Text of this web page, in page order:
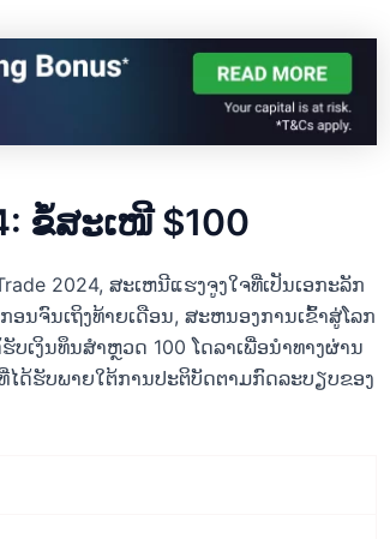
ຂໍ້ສະເໜີ $100
2024, ສະເຫນີແຮງຈູງໃຈທີ່ເປັນເອກະລັກ
ນຈົນເຖິງທ້າຍເດືອນ, ສະຫນອງການເຂົ້າສູ່ໂລກ
ເງິນທຶນສໍາຫຼວດ 100 ໂດລາເພື່ອນໍາທາງຜ່ານ
ໄດ້ຮັບພາຍໃຕ້ການປະຕິບັດຕາມກົດລະບຽບຂອງ